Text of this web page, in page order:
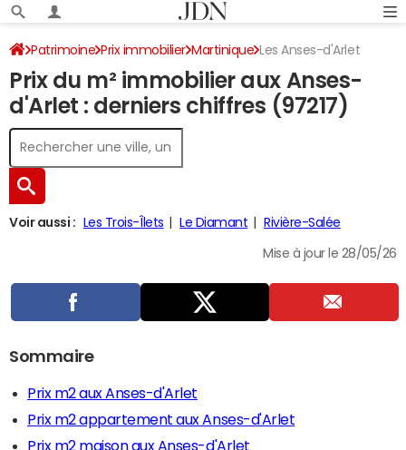
Patrimoine Prix immobilier Martinique Les Anses-d'Arlet
Prix du m² immobilier aux Anses-
d'Arlet : derniers chiffres (97217)
Voir aussi : Les Trois-Îlets Le Diamant Rivière-Salée
Mise à jour le 28/05/26
Sommaire
Prix m2 aux Anses-d'Arlet
Prix m2 appartement aux Anses-d'Arlet
Prix m2 maison aux Anses-d'Arlet